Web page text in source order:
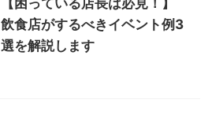
【困っている店長は必見！】
飲食店がするべきイベント例3
選を解説します